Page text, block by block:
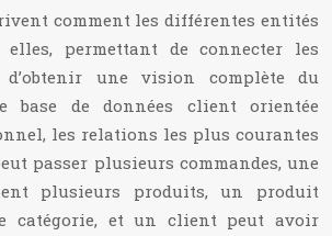
comment les différentes entités
permettant de connecter les
une vision complète du
base de données client orientée
les relations les plus courantes
passer plusieurs commandes, une
plusieurs produits, un produit
catégorie, et un client peut avoir